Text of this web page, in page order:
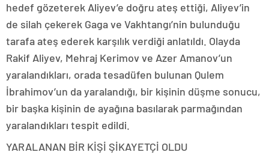
hedef gözeterek Aliyev’e doğru ateş ettiği, Aliyev’in
de silah çekerek Gaga ve Vakhtangı’nin bulunduğu
tarafa ateş ederek karşılık verdiği anlatıldı. Olayda
Rakif Aliyev, Mehraj Kerimov ve Azer Amanov’un
yaralandıkları, orada tesadüfen bulunan Qulem
İbrahimov’un da yaralandığı, bir kişinin düşme sonucu,
bir başka kişinin de ayağına basılarak parmağından
yaralandıkları tespit edildi.
YARALANAN BİR KİŞİ ŞİKAYETÇİ OLDU